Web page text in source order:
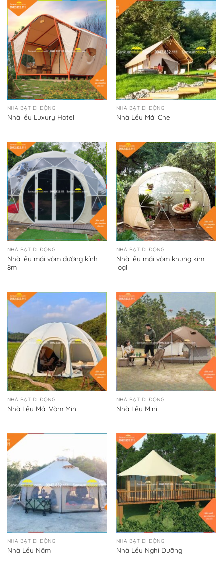
NHÀ BẠT DI ĐỘNG
Nhà lều Luxury Hotel
NHÀ BẠT DI ĐỘNG
Nhà Lều Mái Che
NHÀ BẠT DI ĐỘNG
Nhà lều mái vòm đường kính
8m
NHÀ BẠT DI ĐỘNG
Nhà lều mái vòm khung kim
loại
NHÀ BẠT DI ĐỘNG
Nhà Lều Mái Vòm Mini
NHÀ BẠT DI ĐỘNG
Nhà Lều Mini
NHÀ BẠT DI ĐỘNG
Nhà Lều Nấm
NHÀ BẠT DI ĐỘNG
Nhà Lều Nghỉ Dưỡng